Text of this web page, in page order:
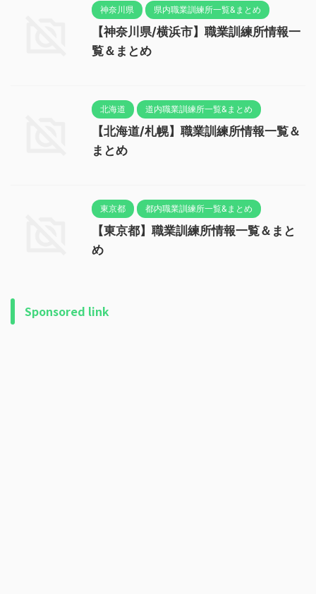
神奈川県 県内職業訓練所一覧&まとめ
【神奈川県/横浜市】職業訓練所情報一
覧＆まとめ
北海道 道内職業訓練所一覧&まとめ
【北海道/札幌】職業訓練所情報一覧＆
まとめ
東京都 都内職業訓練所一覧&まとめ
【東京都】職業訓練所情報一覧＆まと
め
Sponsored link